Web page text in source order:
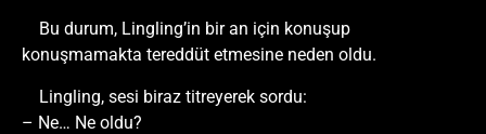
Bu durum, Lingling’in bir an için konuşup
konuşmamakta tereddüt etmesine neden oldu.
Lingling, sesi biraz titreyerek sordu:
– Ne… Ne oldu?